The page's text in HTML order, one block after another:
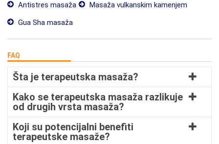
Antistres masaža
Masaža vulkanskim kamenjem
Gua Sha masaža
FAQ
Šta je terapeutska masaža?
Kako se terapeutska masaža razlikuje
od drugih vrsta masaža?
Koji su potencijalni benefiti
terapeutske masaže?